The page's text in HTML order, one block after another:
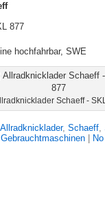
877
hochfahrbar, SWE
Schaeff -
Allradknicklader, Schaeff,
Gebrauchtmaschinen|